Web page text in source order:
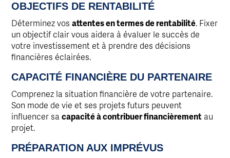
OBJECTIFS DE RENTABILITÉ
Déterminez vosattentes en termes de rentabilité. Fixer
un objectif clair vous aidera à évaluer le succès de
votre investissement et à prendre des décisions
financières éclairées.
CAPACITÉ FINANCIÈRE DU PARTENAIRE
Comprenez la situation financière de votre partenaire.
Son mode de vie et ses projets futurs peuvent
influencer sacapacité à contribuer financièrement au
projet.
PRÉPARATION AUX IMPRÉVUS